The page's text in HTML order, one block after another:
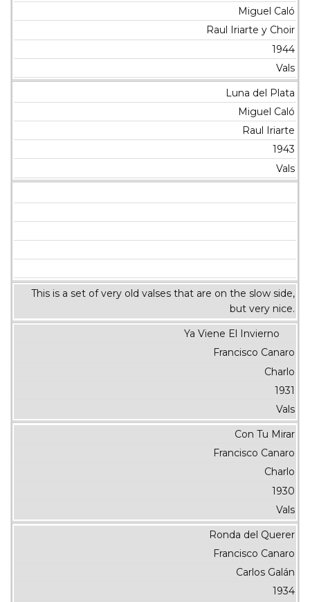
Miguel Caló
Raul Iriarte y Choir
1944
Vals
Luna del Plata
Miguel Caló
Raul Iriarte
1943
Vals
This is a set of very old valses that are on the slow side,
but very nice.
Ya Viene El Invierno
Francisco Canaro
Charlo
1931
Vals
Con Tu Mirar
Francisco Canaro
Charlo
1930
Vals
Ronda del Querer
Francisco Canaro
Carlos Galán
1934